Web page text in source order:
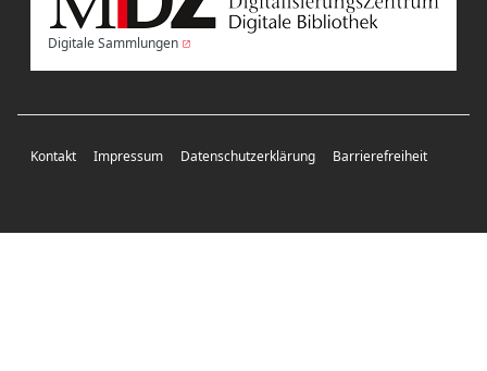
Digitale Sammlungen
Kontakt Impressum Datenschutzerklärung Barrierefreiheit